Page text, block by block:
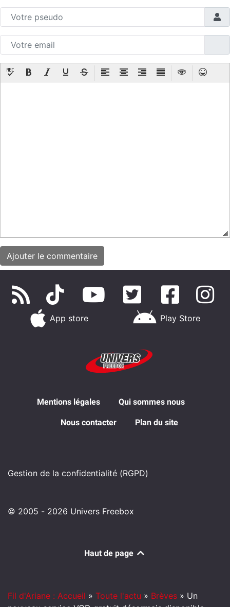
App store Play Store
Mentions légales Qui sommes nous
Nous contacter Plan du site
Gestion de la confidentialité (RGPD)
© 2005 - 2026 Univers Freebox
Haut de page
Fil d'Ariane : Accueil » Toute l'actu » Brèves » Un